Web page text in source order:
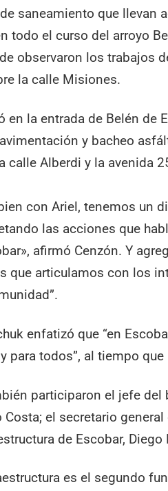
saneamiento que llevan
todo el curso del arroyo
observaron los trabajos
la calle Misiones.
en la entrada de Belén de
y bacheo
calle Alberdi y la avenida
con Ariel, tenemos un
las acciones que
afirmó Cenzón. Y
que articulamos con los
enfatizó que “en
para todos”, al tiempo
participaron el jefe
el secretario
de Escobar,
es el segundo